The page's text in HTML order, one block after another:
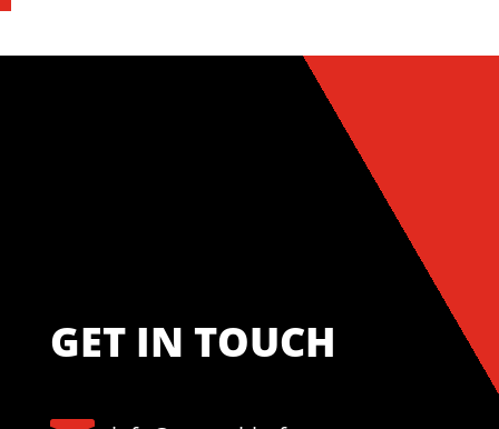
GET IN TOUCH